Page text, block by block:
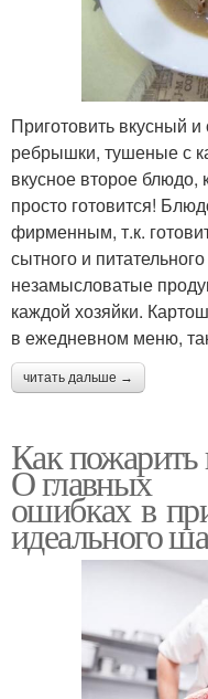
Приготовить вкусный
ребрышки, тушеные с
вкусное второе блюдо,
просто готовится!
фирменным, т.к.
сытного и
незамысловатые
каждой хозяйки.
в ежедневном меню,
читать дальше →
Как
О главных
ошибках в
идеального